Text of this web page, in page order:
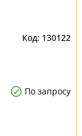
130122
По запросу